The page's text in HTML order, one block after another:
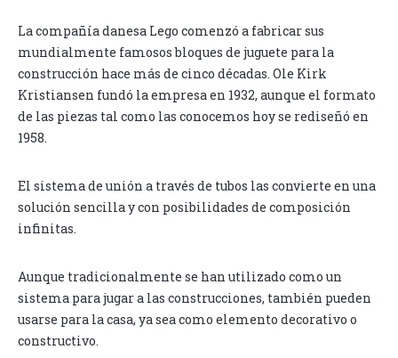
La compañía danesa Lego comenzó a fabricar sus
mundialmente famosos bloques de juguete para la
construcción hace más de cinco décadas. Ole Kirk
Kristiansen fundó la empresa en 1932, aunque el formato
de las piezas tal como las conocemos hoy se rediseñó en
1958.
El sistema de unión a través de tubos las convierte en una
solución sencilla y con posibilidades de composición
infinitas.
Aunque tradicionalmente se han utilizado como un
sistema para jugar a las construcciones, también pueden
usarse para la casa, ya sea como elemento decorativo o
constructivo.